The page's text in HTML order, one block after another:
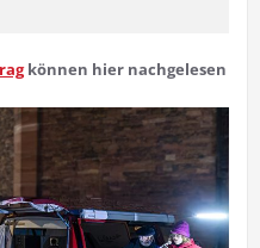
können hier nachgelesen